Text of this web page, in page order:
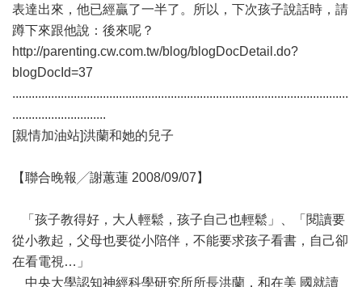
表達出來，他已經贏了一半了。所以，下次孩子說話時，請
蹲下來跟他說：後來呢？
http://parenting.cw.com.tw/blog/blogDocDetail.do?
blogDocId=37
........................................................................................................
.............................
[親情加油站]洪蘭和她的兒子
【聯合晚報╱謝蕙蓮 2008/09/07】
「孩子教得好，大人輕鬆，孩子自己也輕鬆」、「閱讀要
從小教起，父母也要從小陪伴，不能要求孩子看書，自己卻
在看電視…」
中央大學認知神經科學研究所所長洪蘭，和在美 國就讀